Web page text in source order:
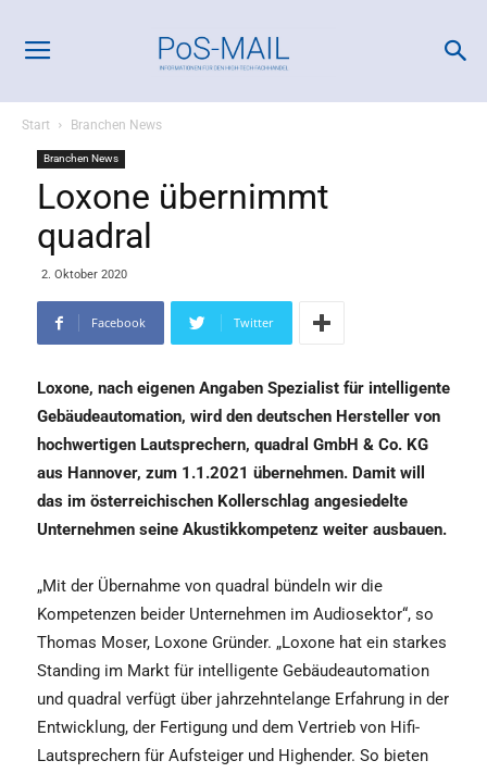
Start Branchen News
Branchen News
Loxone übernimmt
quadral
2. Oktober 2020
Facebook Twitter
Loxone, nach eigenen Angaben Spezialist für intelligente
Gebäudeautomation, wird den deutschen Hersteller von
hochwertigen Lautsprechern, quadral GmbH & Co. KG
aus Hannover, zum 1.1.2021 übernehmen. Damit will
das im österreichischen Kollerschlag angesiedelte
Unternehmen seine Akustikkompetenz weiter ausbauen.
„Mit der Übernahme von quadral bündeln wir die
Kompetenzen beider Unternehmen im Audiosektor“, so
Thomas Moser, Loxone Gründer. „Loxone hat ein starkes
Standing im Markt für intelligente Gebäudeautomation
und quadral verfügt über jahrzehntelange Erfahrung in der
Entwicklung, der Fertigung und dem Vertrieb von Hifi-
Lautsprechern für Aufsteiger und Highender. So bieten